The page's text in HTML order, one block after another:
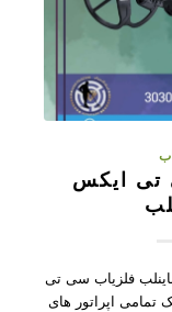
تی ایکس
فلزیاب سی تی
اپراتور های